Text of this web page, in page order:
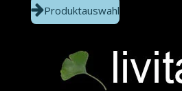
Produktauswahl